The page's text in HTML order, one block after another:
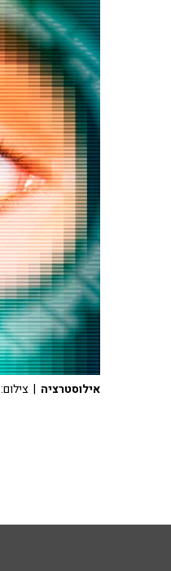
אילוסטרציה | צילום: Ingram Images